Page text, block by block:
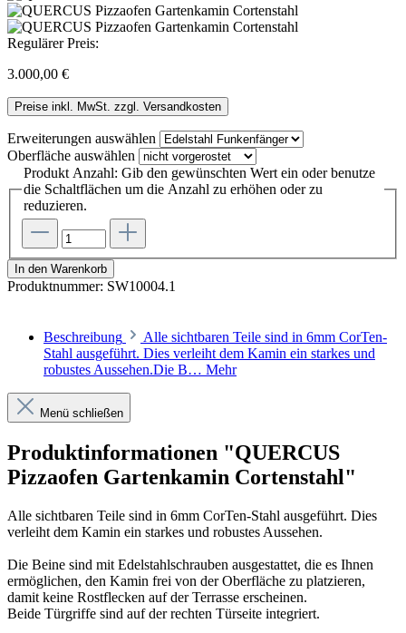
Regulärer Preis:
3.000,00 €
Preise inkl. MwSt. zzgl. Versandkosten
Erweiterungen auswählen
Oberfläche auswählen
Produkt Anzahl: Gib den gewünschten Wert ein oder benutze
die Schaltflächen um die Anzahl zu erhöhen oder zu
reduzieren.
In den Warenkorb
Produktnummer: SW10004.1
Beschreibung
Alle sichtbaren Teile sind in 6mm CorTen-
Stahl ausgeführt. Dies verleiht dem Kamin ein starkes und
robustes Aussehen.Die B… Mehr
Menü schließen
Produktinformationen "QUERCUS
Pizzaofen Gartenkamin Cortenstahl"
Alle sichtbaren Teile sind in 6mm CorTen-Stahl ausgeführt. Dies
verleiht dem Kamin ein starkes und robustes Aussehen.
Die Beine sind mit Edelstahlschrauben ausgestattet, die es Ihnen
ermöglichen, den Kamin frei von der Oberfläche zu platzieren,
damit keine Rostflecken auf der Terrasse erscheinen.
Beide Türgriffe sind auf der rechten Türseite integriert.